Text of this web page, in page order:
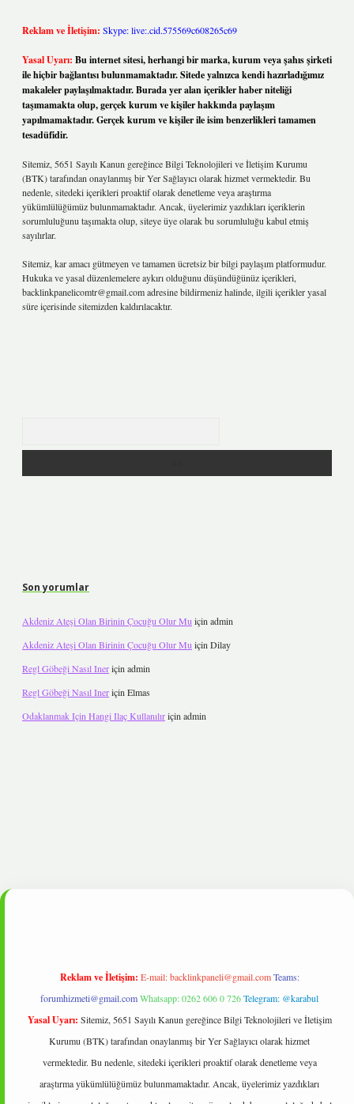
Reklam ve İletişim: Skype: live:.cid.575569c608265c69
Yasal Uyarı: Bu internet sitesi, herhangi bir marka, kurum veya şahıs şirketi
ile hiçbir bağlantısı bulunmamaktadır. Sitede yalnızca kendi hazırladığımız
makaleler paylaşılmaktadır. Burada yer alan içerikler haber niteliği
taşımamakta olup, gerçek kurum ve kişiler hakkında paylaşım
yapılmamaktadır. Gerçek kurum ve kişiler ile isim benzerlikleri tamamen
tesadüfidir.
Sitemiz, 5651 Sayılı Kanun gereğince Bilgi Teknolojileri ve İletişim Kurumu
(BTK) tarafından onaylanmış bir Yer Sağlayıcı olarak hizmet vermektedir. Bu
nedenle, sitedeki içerikleri proaktif olarak denetleme veya araştırma
yükümlülüğümüz bulunmamaktadır. Ancak, üyelerimiz yazdıkları içeriklerin
sorumluluğunu taşımakta olup, siteye üye olarak bu sorumluluğu kabul etmiş
sayılırlar.
Sitemiz, kar amacı gütmeyen ve tamamen ücretsiz bir bilgi paylaşım platformudur.
Hukuka ve yasal düzenlemelere aykırı olduğunu düşündüğünüz içerikleri,
backlinkpanelicomtr@gmail.comadresine bildirmeniz halinde, ilgili içerikler yasal
süre içerisinde sitemizden kaldırılacaktır.
Son yorumlar
Akdeniz Ateşi Olan Birinin Çocuğu Olur Mu için admin
Akdeniz Ateşi Olan Birinin Çocuğu Olur Mu için Dilay
Regl Göbeği Nasıl Ineriçin admin
Regl Göbeği Nasıl Ineriçin Elmas
Odaklanmak Için Hangi Ilaç Kullanılıriçin admin
Reklam ve İletişim: E-mail:backlinkpaneli@gmail.com Teams:
forumhizmeti@gmail.comWhatsapp: 0262 606 0 726Telegram: @karabul
Yasal Uyarı: Sitemiz, 5651 Sayılı Kanun gereğince Bilgi Teknolojileri ve İletişim
Kurumu (BTK) tarafından onaylanmış bir Yer Sağlayıcı olarak hizmet
vermektedir. Bu nedenle, sitedeki içerikleri proaktif olarak denetleme veya
araştırma yükümlülüğümüz bulunmamaktadır. Ancak, üyelerimiz yazdıkları